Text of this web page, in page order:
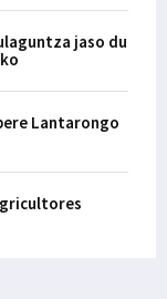
jaso du
Lantarongo